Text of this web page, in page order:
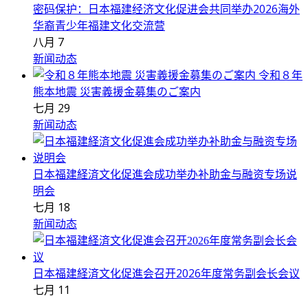
密码保护：日本福建经济文化促进会共同举办2026海外
华裔青少年福建文化交流营
八月 7
新闻动态
令和８年
熊本地震 災害義援金募集のご案内
七月 29
新闻动态
日本福建経済文化促進会成功举办补助金与融资专场说
明会
七月 18
新闻动态
日本福建経済文化促進会召开2026年度常务副会长会议
七月 11